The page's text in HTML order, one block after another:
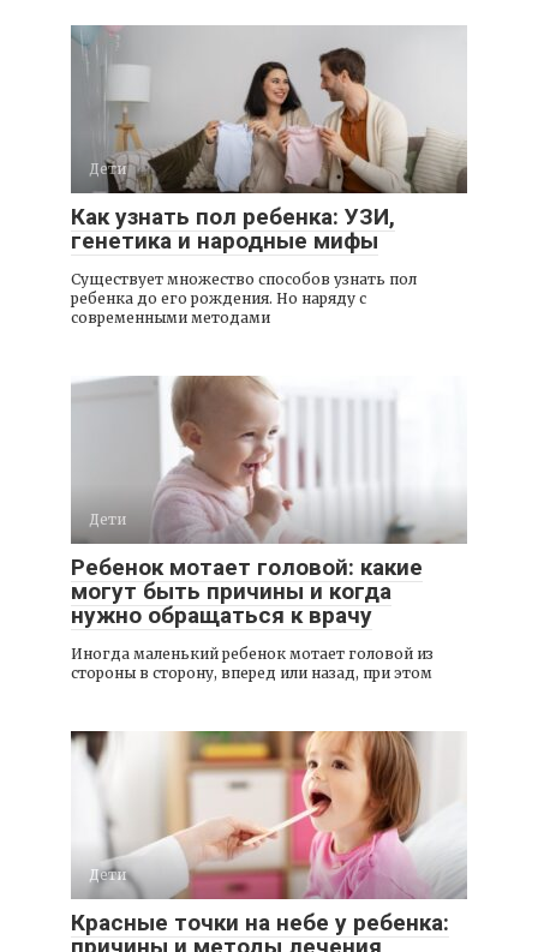
Дети
Как узнать пол ребенка: УЗИ,
генетика и народные мифы
Существует множество способов узнать пол
ребенка до его рождения. Но наряду с
современными методами
Дети
Ребенок мотает головой: какие
могут быть причины и когда
нужно обращаться к врачу
Иногда маленький ребенок мотает головой из
стороны в сторону, вперед или назад, при этом
Дети
Красные точки на небе у ребенка: